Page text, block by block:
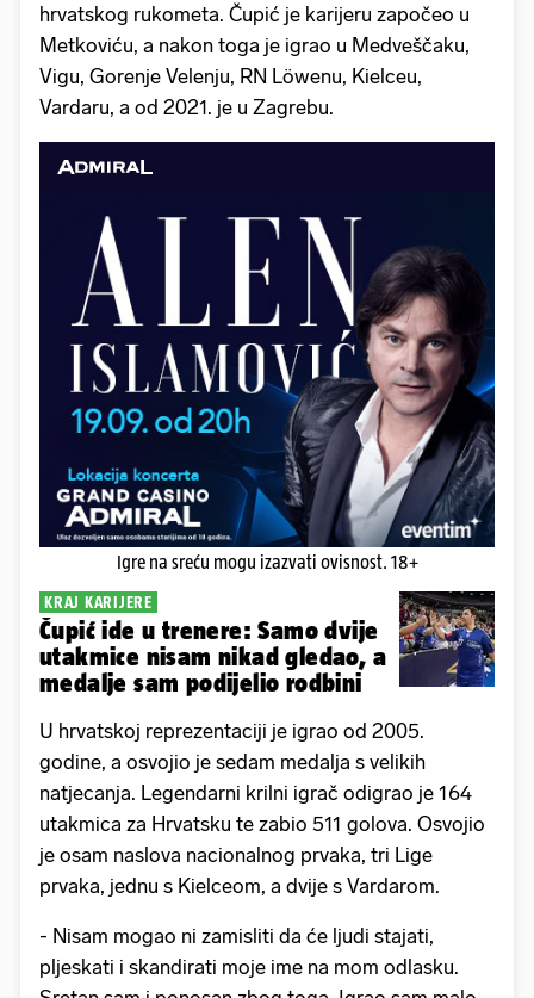
hrvatskog rukometa. Čupić je karijeru započeo u
Metkoviću, a nakon toga je igrao u Medveščaku,
Vigu, Gorenje Velenju, RN Löwenu, Kielceu,
Vardaru, a od 2021. je u Zagrebu.
Igre na sreću mogu izazvati ovisnost. 18+
KRAJ KARIJERE
Čupić ide u trenere: Samo dvije
utakmice nisam nikad gledao, a
medalje sam podijelio rodbini
U hrvatskoj reprezentaciji je igrao od 2005.
godine, a osvojio je sedam medalja s velikih
natjecanja. Legendarni krilni igrač odigrao je 164
utakmica za Hrvatsku te zabio 511 golova. Osvojio
je osam naslova nacionalnog prvaka, tri Lige
prvaka, jednu s Kielceom, a dvije s Vardarom.
- Nisam mogao ni zamisliti da će ljudi stajati,
pljeskati i skandirati moje ime na mom odlasku.